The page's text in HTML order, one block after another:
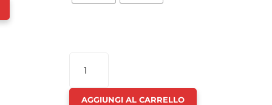
CHINO
BANDA
AGGIUNGI AL CARRELLO